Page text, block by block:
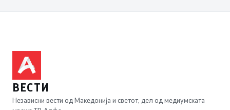
ВЕСТИ
Независни вести од Македонија и светот, дел од медиумската